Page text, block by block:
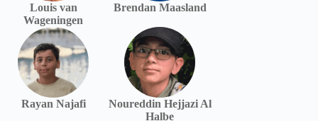
Louis van
Wageningen
Brendan Maasland
Rayan Najafi
Noureddin Hejjazi Al
Halbe